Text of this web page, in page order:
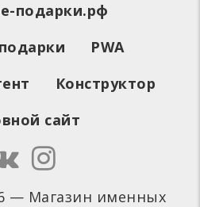
подарки.рф
PWA
Конструктор
сайт
— Магазин именных